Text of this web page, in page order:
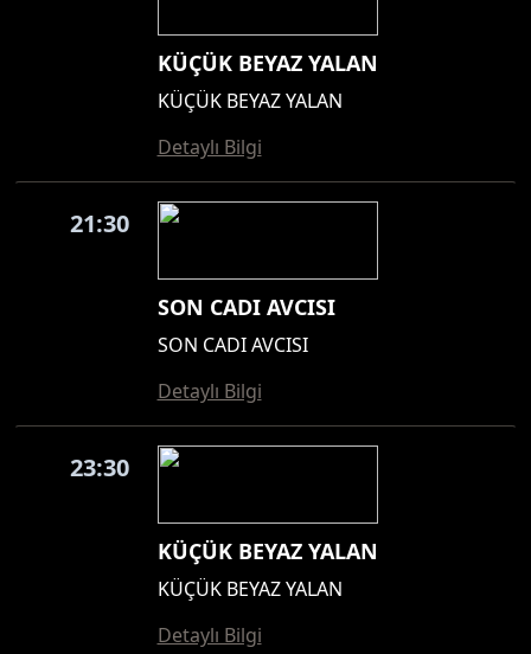
KÜÇÜK BEYAZ YALAN
KÜÇÜK BEYAZ YALAN
Detaylı Bilgi
21:30
SON CADI AVCISI
SON CADI AVCISI
Detaylı Bilgi
23:30
KÜÇÜK BEYAZ YALAN
KÜÇÜK BEYAZ YALAN
Detaylı Bilgi